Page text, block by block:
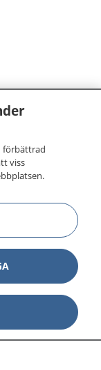
vård
om
kontakta.
dina
för
förbättrad
viss